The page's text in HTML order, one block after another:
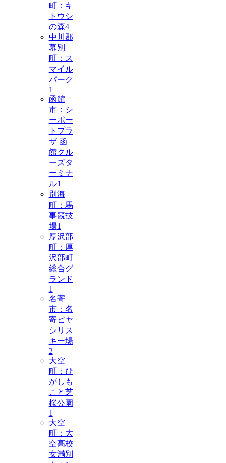
町：キ
トウシ
の森4
中川郡
幕別
町：ス
マイル
パーク
1
函館
市：シ
ーポー
トプラ
ザ 函
館クル
ーズタ
ーミナ
ル1
別海
町：馬
事競技
場1
厚沢部
町：厚
沢部町
総合グ
ランド
1
名寄
市：名
寄ピヤ
シリス
キー場
2
大空
町：ひ
がしも
こと芝
桜公園
1
大空
町：大
空高校
女満別